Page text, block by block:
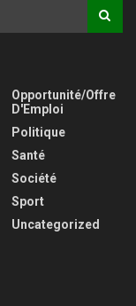
Opportunité/Offre
D'Emploi
Politique
Santé
Société
Sport
Uncategorized